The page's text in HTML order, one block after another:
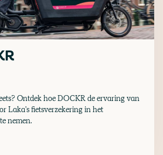
Ontdek hoe DOCKR de ervaring van
Laka's fietsverzekering in het
nemen.